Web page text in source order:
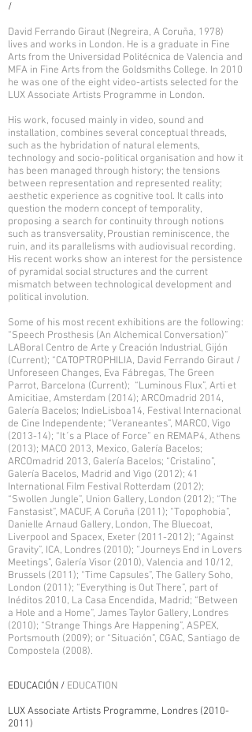
/
David Ferrando Giraut (Negreira, A Coruña, 1978)
lives and works in London. He is a graduate in Fine
Arts from the Universidad Politécnica de Valencia and
MFA in Fine Arts from the Goldsmiths College. In 2010
he was one of the eight video-artists selected for the
LUX Associate Artists Programme in London.
His work, focused mainly in video, sound and
installation, combines several conceptual threads,
such as the hybridation of natural elements,
technology and socio-political organisation and how it
has been managed through history; the tensions
between representation and represented reality;
aesthetic experience as cognitive tool. It calls into
question the modern concept of temporality,
proposing a search for continuity through notions
such as transversality, Proustian reminiscence, the
ruin, and its parallelisms with audiovisual recording.
His recent works show an interest for the persistence
of pyramidal social structures and the current
mismatch between technological development and
political involution.
Some of his most recent exhibitions are the following:
“Speech Prosthesis (An Alchemical Conversation)”
LABoral Centro de Arte y Creación Industrial, Gijón
(Current); “CATOPTROPHILIA, David Ferrando Giraut /
Unforeseen Changes, Eva Fábregas, The Green
Parrot, Barcelona (Current); “Luminous Flux”, Arti et
Amicitiae, Amsterdam (2014); ARCOmadrid 2014,
Galería Bacelos; IndieLisboa14, Festival Internacional
de Cine Independente; “Veraneantes”, MARCO, Vigo
(2013-14); “It´s a Place of Force” en REMAP4, Athens
(2013); MACO 2013, Mexico, Galería Bacelos;
ARCOmadrid 2013, Galería Bacelos; “Cristalino”,
Galería Bacelos, Madrid and Vigo (2012); 41
International Film Festival Rotterdam (2012);
“Swollen Jungle”, Union Gallery, London (2012); “The
Fanstasist”, MACUF, A Coruña (2011); “Topophobia”,
Danielle Arnaud Gallery, London, The Bluecoat,
Liverpool and Spacex, Exeter (2011-2012); “Against
Gravity”, ICA, Londres (2010); “Journeys End in Lovers
Meetings”, Galería Visor (2010), Valencia and 10/12,
Brussels (2011); “Time Capsules”, The Gallery Soho,
London (2011); “Everything is Out There”, part of
Inéditos 2010, La Casa Encendida, Madrid; “Between
a Hole and a Home”, James Taylor Gallery, Londres
(2010); “Strange Things Are Happening”, ASPEX,
Portsmouth (2009); or “Situación”, CGAC, Santiago de
Compostela (2008).
EDUCACIÓN / EDUCATION
LUX Associate Artists Programme, Londres (2010-
2011)